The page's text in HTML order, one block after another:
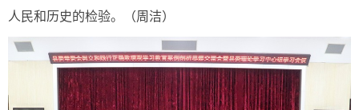
人民和历史的检验。（周洁）